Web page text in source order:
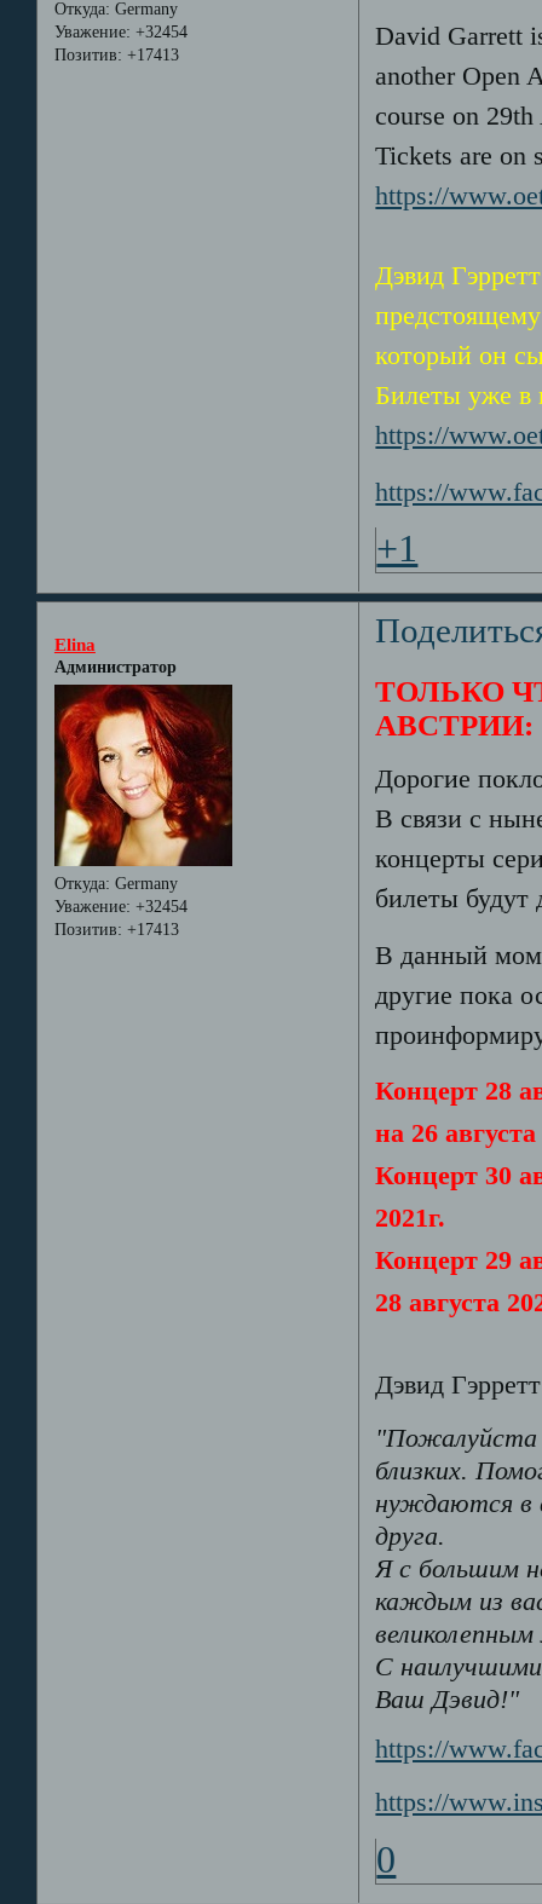
Откуда: Germany
Уважение: +32454
Позитив: +17413
David Garrett
another Open
course on
Tickets are on
https://
Дэвид
который он
Билеты уже в
https://
https://
+1
Elina
Администратор
Откуда: Germany
Уважение: +32454
Позитив: +17413
ТОЛЬКО
АВСТРИИ:
Дорогие
В связи с
концерты
билеты будут
В данный
другие пока
Концерт 28
на 26 августа
Концерт 30
2021г.
Концерт 29
28 августа
Дэвид
"Пожалуйста
близких.
нуждаются в
друга.
Я с большим
каждым из
С
Ваш Дэвид!"
https://
https://
0